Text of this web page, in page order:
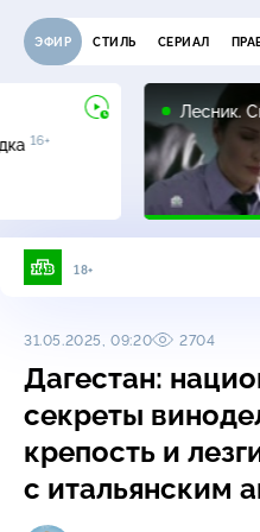
ЭФИР СТИЛЬ СЕРИАЛ
16+
Лесник.
18+
31.05.2025, 09:20 2704
Дагестан:
секреты
крепость и
с итальянским